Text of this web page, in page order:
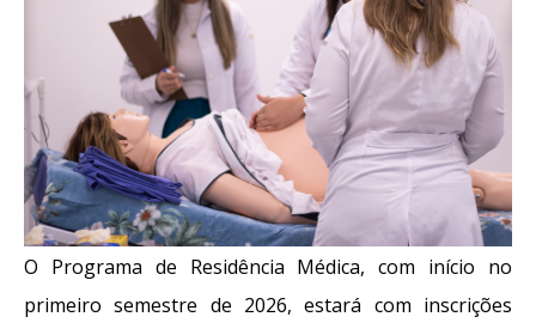
O Programa de Residência Médica, com início no
primeiro semestre de 2026, estará com inscrições